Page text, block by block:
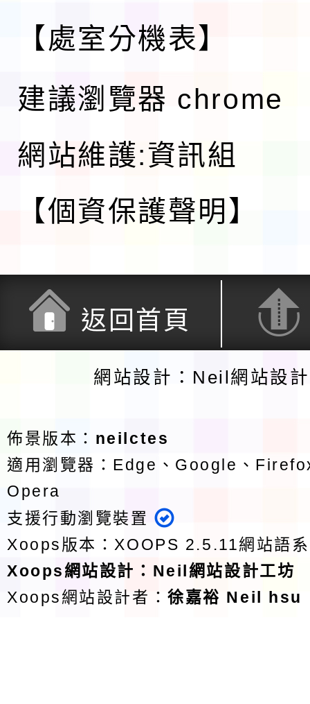
【處室分機表】
建議瀏覽器 chrome
網站維護:資訊組
【個資保護聲明】
返回首頁
網站設計：Neil網站設
佈景版本： neilctes
適用瀏覽器：Edge、Google、
Opera
支援行動瀏覽裝置
Xoops版本：XOOPS 2.5.11網站語
Xoops網站設計 ： Neil網站設計工坊
Xoops網站設計者：徐嘉裕 Neil hsu